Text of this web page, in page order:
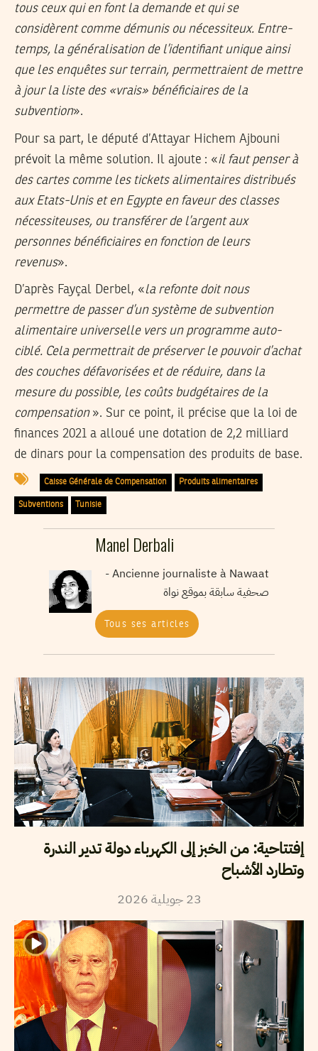
tous ceux qui en font la demande et qui se
considèrent comme démunis ou nécessiteux. Entre-
temps, la généralisation de l’identifiant unique ainsi
que les enquêtes sur terrain, permettraient de mettre
à jour la liste des «vrais» bénéficiaires de la
subvention».
Pour sa part, le député d’Attayar Hichem Ajbouni
prévoit la même solution. Il ajoute : «il faut penser à
des cartes comme les tickets alimentaires distribués
aux Etats-Unis et en Egypte en faveur des classes
nécessiteuses, ou transférer de l’argent aux
personnes bénéficiaires en fonction de leurs
revenus».
D’après Fayçal Derbel, «la refonte doit nous
permettre de passer d’un système de subvention
alimentaire universelle vers un programme auto-
ciblé. Cela permettrait de préserver le pouvoir d’achat
des couches défavorisées et de réduire, dans la
mesure du possible, les coûts budgétaires de la
compensation». Sur ce point, il précise que la loi de
finances 2021 a alloué une dotation de 2,2 milliard
de dinars pour la compensation des produits de base.
Caisse Générale de Compensation Produits alimentaires
Subventions Tunisie
Manel Derbali
Ancienne journaliste à Nawaat -
صحفية سابقة بموقع نواة
Tous ses articles
إفتتاحية: من الخبز إلى الكهرباء دولة تدير الندرة
وتطارد الأشباح
23 جويلية2026